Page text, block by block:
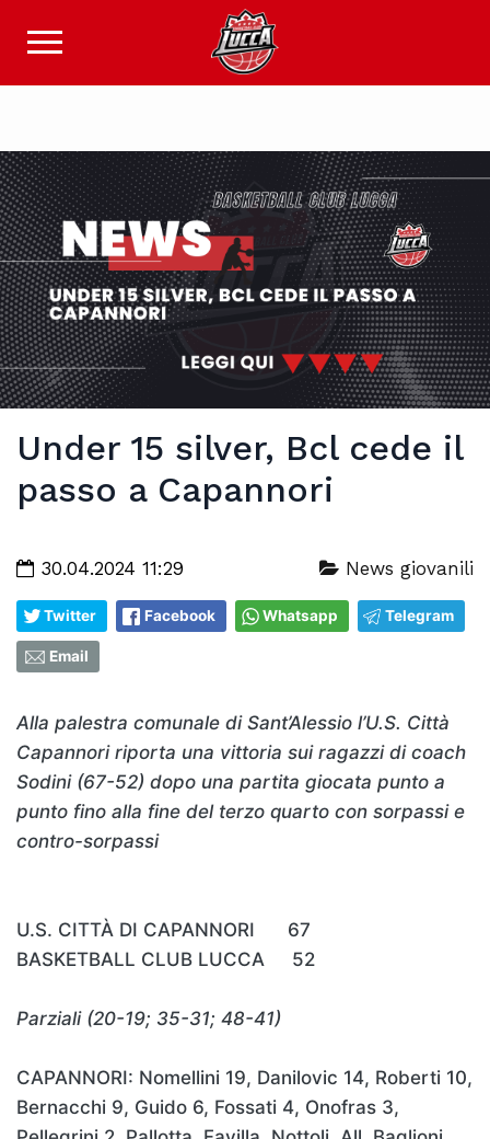
Under 15 silver, Bcl cede il
passo a Capannori
30.04.2024 11:29 News giovanili
Twitter Facebook Whatsapp Telegram
Email
Alla palestra comunale di Sant’Alessio l’U.S. Città
Capannori riporta una vittoria sui ragazzi di coach
Sodini (67-52) dopo una partita giocata punto a
punto fino alla fine del terzo quarto con sorpassi e
contro-sorpassi
U.S. CITTÀ DI CAPANNORI 67
BASKETBALL CLUB LUCCA 52
Parziali (20-19; 35-31; 48-41)
CAPANNORI: Nomellini 19, Danilovic 14, Roberti 10,
Bernacchi 9, Guido 6, Fossati 4, Onofras 3,